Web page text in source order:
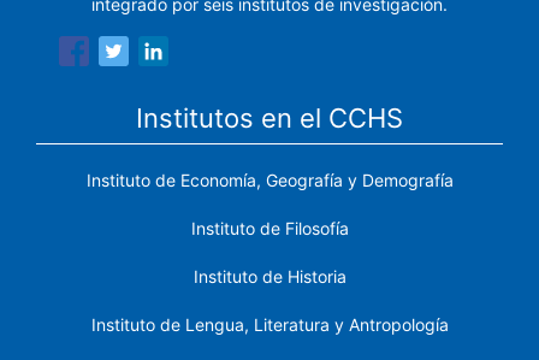
Institutos en el CCHS
Instituto de Economía, Geografía y Demografía
Instituto de Filosofía
Instituto de Historia
Instituto de Lengua, Literatura y Antropología